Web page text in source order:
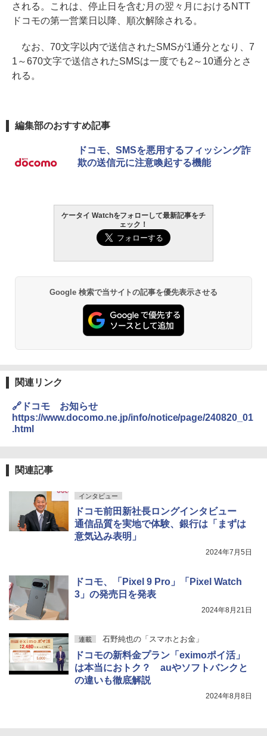
される。これは、停止日を含む月の翌々月におけるNTT
ドコモの第一営業日以降、順次解除される。
なお、70文字以内で送信されたSMSが1通分となり、7
1～670文字で送信されたSMSは一度でも2～10通分とさ
れる。
編集部のおすすめ記事
ドコモ、SMSを悪用するフィッシング詐
欺の送信元に注意喚起する機能
ケータイ Watchをフォローして最新記事をチ
ェック！
Google 検索で当サイトの記事を優先表示させる
関連リンク
🔗ドコモ お知らせ
https://www.docomo.ne.jp/info/notice/page/240820_01
.html
関連記事
インタビュー
ドコモ前田新社長ロングインタビュー
通信品質を実地で体験、銀行は「まずは
意気込み表明」
2024年7月5日
ドコモ、「Pixel 9 Pro」「Pixel Watch
3」の発売日を発表
2024年8月21日
連載 石野純也の「スマホとお金」
ドコモの新料金プラン「eximoポイ活」
は本当におトク？ auやソフトバンクと
の違いも徹底解説
2024年8月8日